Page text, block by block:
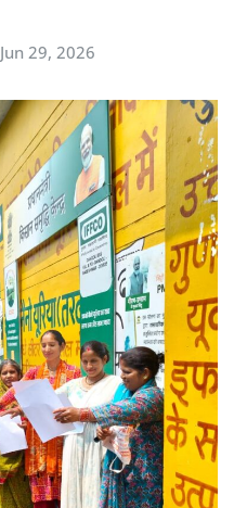
Jun 29, 2026